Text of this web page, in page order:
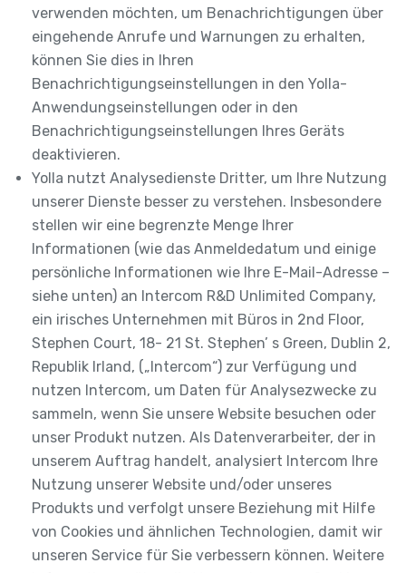
verwenden möchten, um Benachrichtigungen über
eingehende Anrufe und Warnungen zu erhalten,
können Sie dies in Ihren
Benachrichtigungseinstellungen in den Yolla-
Anwendungseinstellungen oder in den
Benachrichtigungseinstellungen Ihres Geräts
deaktivieren.
Yolla nutzt Analysedienste Dritter, um Ihre Nutzung
unserer Dienste besser zu verstehen. Insbesondere
stellen wir eine begrenzte Menge Ihrer
Informationen (wie das Anmeldedatum und einige
persönliche Informationen wie Ihre E-Mail-Adresse –
siehe unten) an Intercom R&D Unlimited Company,
ein irisches Unternehmen mit Büros in 2nd Floor,
Stephen Court, 18- 21 St. Stephen’ s Green, Dublin 2,
Republik Irland, („Intercom“) zur Verfügung und
nutzen Intercom, um Daten für Analysezwecke zu
sammeln, wenn Sie unsere Website besuchen oder
unser Produkt nutzen. Als Datenverarbeiter, der in
unserem Auftrag handelt, analysiert Intercom Ihre
Nutzung unserer Website und/oder unseres
Produkts und verfolgt unsere Beziehung mit Hilfe
von Cookies und ähnlichen Technologien, damit wir
unseren Service für Sie verbessern können. Weitere